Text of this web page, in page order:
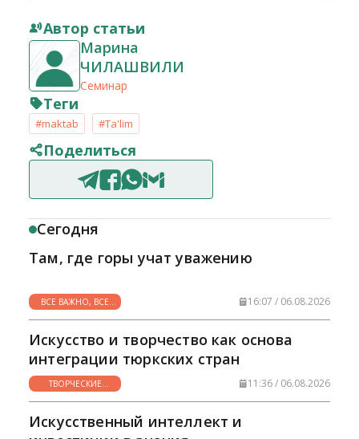
Автор статьи
Марина
ЧИЛАШВИЛИ
Семинар
Теги
#maktab #Ta'lim
Поделиться
Сегодня
Там, где горы учат уважению
ВСЕ ВАЖНО, ВСЕ
НУЖНО
16:07 / 06.08.2026
Искусство и творчество как основа
интеграции тюркских стран
ТВОРЧЕСКИЕ
ГОРИЗОНТЫ
11:36 / 06.08.2026
Искусственный интеллект и